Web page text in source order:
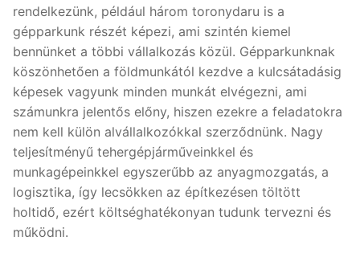
rendelkezünk, például három toronydaru is a
gépparkunk részét képezi, ami szintén kiemel
bennünket a többi vállalkozás közül. Gépparkunknak
köszönhetően a földmunkától kezdve a kulcsátadásig
képesek vagyunk minden munkát elvégezni, ami
számunkra jelentős előny, hiszen ezekre a feladatokra
nem kell külön alvállalkozókkal szerződnünk. Nagy
teljesítményű tehergépjárműveinkkel és
munkagépeinkkel egyszerűbb az anyagmozgatás, a
logisztika, így lecsökken az építkezésen töltött
holtidő, ezért költséghatékonyan tudunk tervezni és
működni.